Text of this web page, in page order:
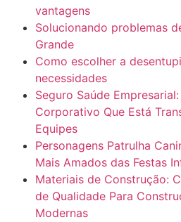
vantagens
Solucionando problemas
Grande
Como escolher a
necessidades
Seguro Saúde
Corporativo Que Está
Equipes
Personagens Patrulha
Mais Amados das Festas
Materiais de Construção:
de Qualidade Para
Modernas